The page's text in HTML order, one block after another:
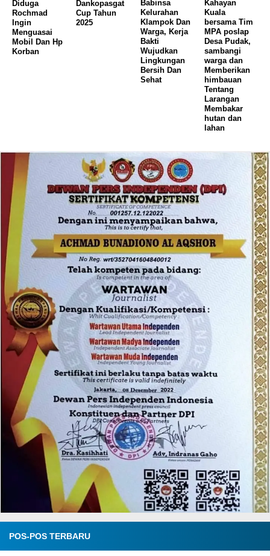
Diduga
Rochmad
Ingin
Menguasai
Mobil Dan Hp
Korban
Dankopasgat
Cup Tahun
2025
Babinsa
Kelurahan
Klampok Dan
Warga, Kerja
Bakti
Wujudkan
Lingkungan
Bersih Dan
Sehat
Kahayan
Kuala
bersama Tim
MPA poslap
Desa Pudak,
sambangi
warga dan
Memberikan
himbauan
Tentang
Larangan
Membakar
hutan dan
lahan
POS-POS TERBARU